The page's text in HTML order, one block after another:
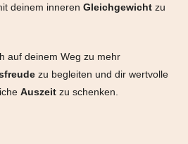
deinem inneren Gleichgewichtzu
auf deinem Weg zu mehr
zu begleiten und dir wertvolle
Auszeitzu schenken.